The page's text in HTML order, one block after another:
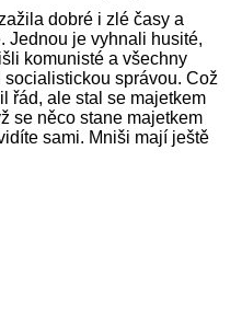
dobré i zlé časy a
Jednou je vyhnali husité,
komunisté a všechny
správou. Což
řád, ale stal se majetkem
se něco stane majetkem
sami. Mniši mají ještě